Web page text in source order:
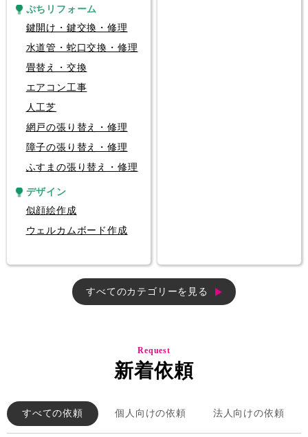
ぷちリフォーム
鍵開け・鍵交換・修理
水道管・蛇口交換・修理
畳替え・交換
エアコン工事
人工芝
網戸の張り替え・修理
障子の張り替え・修理
ふすまの張り替え・修理
デザイン
似顔絵作成
ウェルカムボード作成
すべてのカテゴリーを見る
Request
新着依頼
すべての依頼 個人向けの依頼 法人向けの依頼